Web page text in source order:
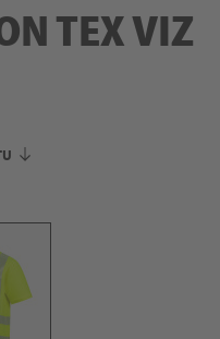
TEX VIZ